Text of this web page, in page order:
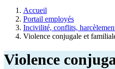
Accueil
Portail employés
Incivilité, conflits,
Violence conjugale et
Violence